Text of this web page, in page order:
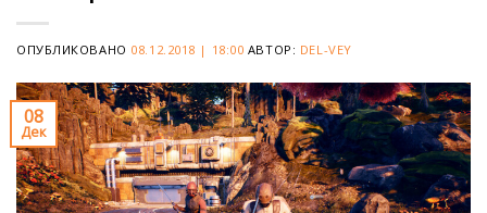
ОПУБЛИКОВАНО 08.12.2018 | 18:00 АВТОР: DEL-VEY
08
Дек